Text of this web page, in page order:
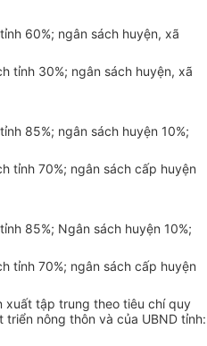
60%; ngân sách huyện, xã
tỉnh 30%; ngân sách huyện, xã
85%; ngân sách huyện 10%;
tỉnh 70%; ngân sách cấp huyện
85%; Ngân sách huyện 10%;
tỉnh 70%; ngân sách cấp huyện
xuất tập trung theo tiêu chí quy
nông thôn và của UBND tỉnh: